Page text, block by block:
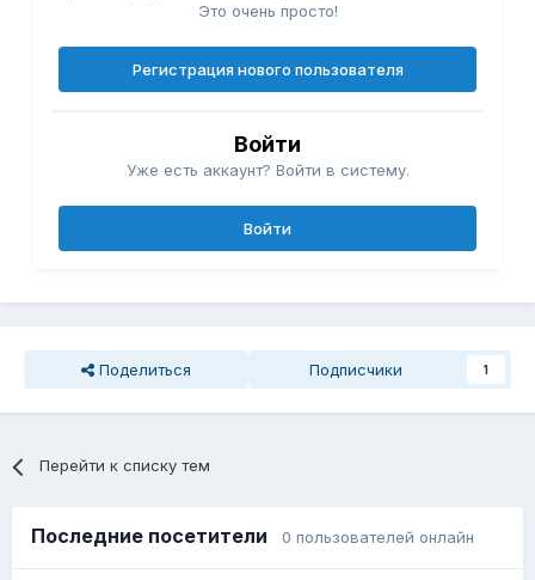
Это очень просто!
Регистрация нового пользователя
Войти
Уже есть аккаунт? Войти в систему.
Войти
Поделиться Подписчики 1
Перейти к списку тем
Последние посетители 0 пользователей онлайн